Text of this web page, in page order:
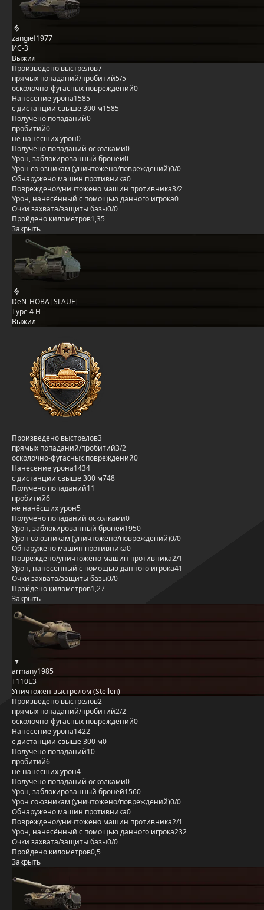
zangief1977
ИС-3
Выжил
Произведено выстрелов7
прямых попаданий/пробитий5/5
осколочно-фугасных повреждений0
Нанесение урона1585
с дистанции свыше 300 м1585
Получено попаданий0
пробитий0
не нанёсших урон0
Получено попаданий осколками0
Урон, заблокированный бронёй0
Урон союзникам (уничтожено/повреждений)0/0
Обнаружено машин противника0
Повреждено/уничтожено машин противника3/2
Урон, нанесённый с помощью данного игрока0
Очки захвата/защиты базы0/0
Пройдено километров1,35
Закрыть
DeN_HOBA [SLAUE]
Type 4 H
Выжил
Произведено выстрелов3
прямых попаданий/пробитий3/2
осколочно-фугасных повреждений0
Нанесение урона1434
с дистанции свыше 300 м748
Получено попаданий11
пробитий6
не нанёсших урон5
Получено попаданий осколками0
Урон, заблокированный бронёй1950
Урон союзникам (уничтожено/повреждений)0/0
Обнаружено машин противника0
Повреждено/уничтожено машин противника2/1
Урон, нанесённый с помощью данного игрока41
Очки захвата/защиты базы0/0
Пройдено километров1,27
Закрыть
armany1985
T110E3
Уничтожен выстрелом (Stellen)
Произведено выстрелов2
прямых попаданий/пробитий2/2
осколочно-фугасных повреждений0
Нанесение урона1422
с дистанции свыше 300 м0
Получено попаданий10
пробитий6
не нанёсших урон4
Получено попаданий осколками0
Урон, заблокированный бронёй1560
Урон союзникам (уничтожено/повреждений)0/0
Обнаружено машин противника0
Повреждено/уничтожено машин противника2/1
Урон, нанесённый с помощью данного игрока232
Очки захвата/защиты базы0/0
Пройдено километров0,5
Закрыть